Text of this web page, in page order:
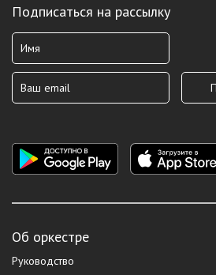
Подписаться на рассылку
Об оркестре
Руководство